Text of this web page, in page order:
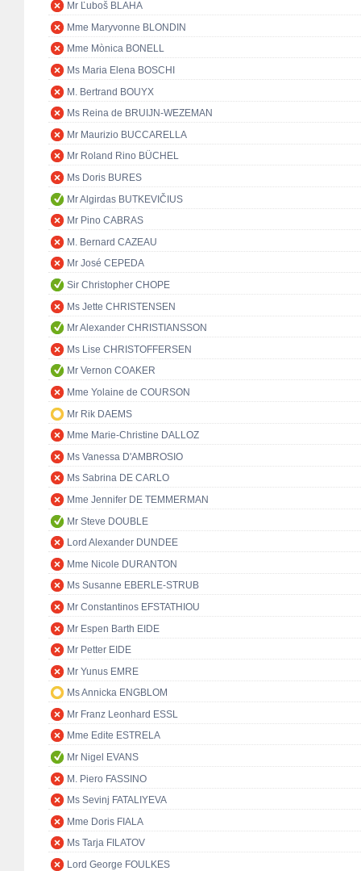
Mr Ľuboš BLAHA
Mme Maryvonne BLONDIN
Mme Mònica BONELL
Ms Maria Elena BOSCHI
M. Bertrand BOUYX
Ms Reina de BRUIJN-WEZEMAN
Mr Maurizio BUCCARELLA
Mr Roland Rino BÜCHEL
Ms Doris BURES
Mr Algirdas BUTKEVIČIUS
Mr Pino CABRAS
M. Bernard CAZEAU
Mr José CEPEDA
Sir Christopher CHOPE
Ms Jette CHRISTENSEN
Mr Alexander CHRISTIANSSON
Ms Lise CHRISTOFFERSEN
Mr Vernon COAKER
Mme Yolaine de COURSON
Mr Rik DAEMS
Mme Marie-Christine DALLOZ
Ms Vanessa D'AMBROSIO
Ms Sabrina DE CARLO
Mme Jennifer DE TEMMERMAN
Mr Steve DOUBLE
Lord Alexander DUNDEE
Mme Nicole DURANTON
Ms Susanne EBERLE-STRUB
Mr Constantinos EFSTATHIOU
Mr Espen Barth EIDE
Mr Petter EIDE
Mr Yunus EMRE
Ms Annicka ENGBLOM
Mr Franz Leonhard ESSL
Mme Edite ESTRELA
Mr Nigel EVANS
M. Piero FASSINO
Ms Sevinj FATALIYEVA
Mme Doris FIALA
Ms Tarja FILATOV
Lord George FOULKES